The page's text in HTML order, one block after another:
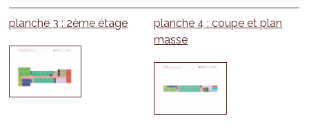
planche 3 : 2ème étage
planche 4 : coupe et plan
masse